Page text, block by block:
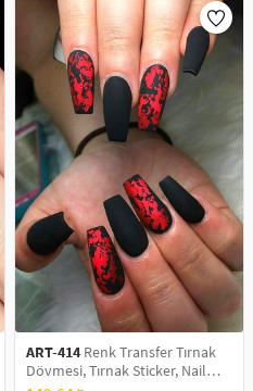
ART-414 Renk Transfer Tırnak
Dövmesi, Tırnak Sticker, Nail